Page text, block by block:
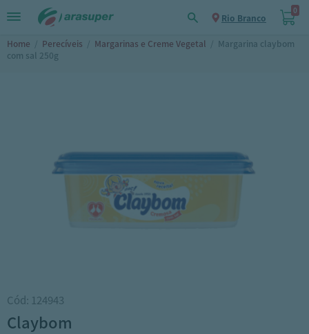
Rio Branco
0
Home / Perecíveis / Margarinas e Creme Vegetal / Margarina claybom
com sal 250g
Cód: 124943
claybom